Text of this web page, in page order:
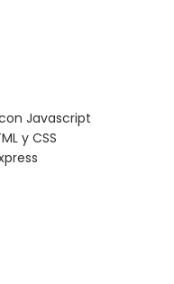
Javascript
y CSS